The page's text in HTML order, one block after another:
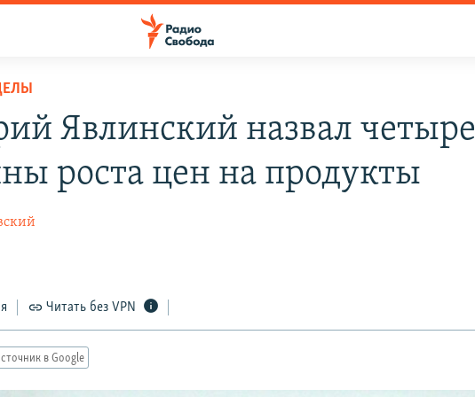
Явлинский назвал четыре
роста цен на продукты
Читать без VPN
в Google